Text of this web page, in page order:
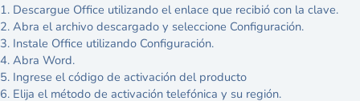
1. Descargue Office utilizando el enlace que recibió con la clave.
2. Abra el archivo descargado y seleccione Configuración.
3. Instale Office utilizando Configuración.
4. Abra Word.
5. Ingrese el código de activación del producto
6. Elija el método de activación telefónica y su región.